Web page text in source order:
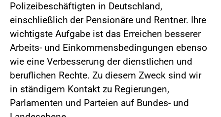
Polizeibeschäftigten in Deutschland,
einschließlich der Pensionäre und Rentner. Ihre
wichtigste Aufgabe ist das Erreichen besserer
Arbeits- und Einkommensbedingungen ebenso
wie eine Verbesserung der dienstlichen und
beruflichen Rechte. Zu diesem Zweck sind wir
in ständigem Kontakt zu Regierungen,
Parlamenten und Parteien auf Bundes- und